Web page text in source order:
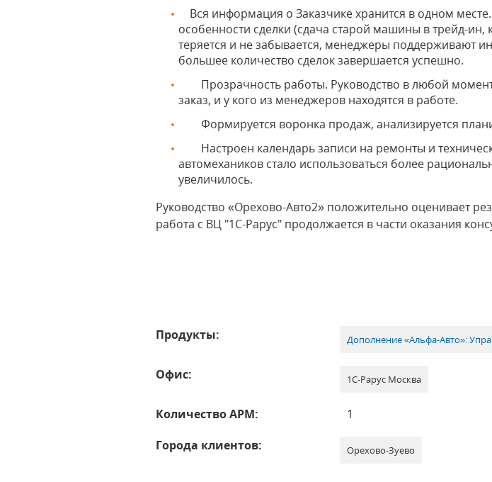
Вся информация о Заказчике хранится в одном
особенности сделки (сдача старой машины в трейд-ин,
теряется и не забывается, менеджеры поддерживают
большее количество сделок завершается успешно.
Прозрачность работы. Руководство в любой момент
заказ, и у кого из менеджеров находятся в работе.
Формируется воронка продаж, анализируется
Настроен календарь записи на ремонты и
автомехаников стало использоваться более
увеличилось.
Руководство «Орехово-Авто2» положительно оценивает
работа с ВЦ "1С-Рарус" продолжается в части оказания
Продукты: Дополнение «Альфа-Авто»:
Офис: 1С-Рарус Москва
Количество АРМ:
1
Города клиентов:
Орехово-Зуево